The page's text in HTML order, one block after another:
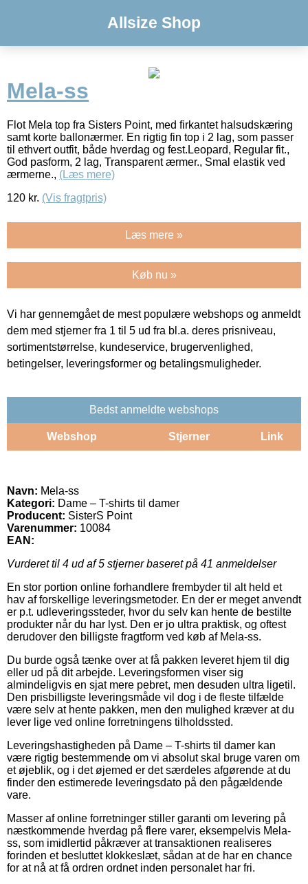
Allsize Shop
Mela-ss
Flot Mela top fra Sisters Point, med firkantet halsudskæring
samt korte ballonærmer. En rigtig fin top i 2 lag, som passer
til ethvert outfit, både hverdag og fest.Leopard, Regular fit.,
God pasform, 2 lag, Transparent ærmer., Smal elastik ved
ærmerne., (Læs mere)
120 kr. (Vis fragtpris)
Læs mere »
Køb nu »
Vi har gennemgået de mest populære webshops og anmeldt
dem med stjerner fra 1 til 5 ud fra bl.a. deres prisniveau,
sortimentstørrelse, kundeservice, brugervenlighed,
betingelser, leveringsformer og betalingsmuligheder.
Bedst anmeldte webshops
Webshop Stjerner Link
Navn: Mela-ss
Kategori: Dame – T-shirts til damer
Producent: SisterS Point
Varenummer: 10084
EAN:
Vurderet til 4 ud af 5 stjerner baseret på 41 anmeldelser
En stor portion online forhandlere frembyder til alt held et
hav af forskellige leveringsmetoder. En der er meget anvendt
er p.t. udleveringssteder, hvor du selv kan hente de bestilte
produkter når du har lyst. Den er jo ultra praktisk, og oftest
derudover den billigste fragtform ved køb af Mela-ss.
Du burde også tænke over at få pakken leveret hjem til dig
eller ud på dit arbejde. Leveringsformen viser sig
almindeligvis en sjat mere pebret, men desuden ultra ligetil.
Den prisbilligste leveringsmåde vil dog i de fleste tilfælde
være selv at hente pakken, men den mulighed kræver at du
lever lige ved online forretningens tilholdssted.
Leveringshastigheden på Dame – T-shirts til damer kan
være rigtig bestemmende om vi absolut skal bruge varen om
et øjeblik, og i det øjemed er det særdeles afgørende at du
finder den estimerede leveringsdato på den pågældende
vare.
Masser af online forretninger stiller garanti om levering på
næstkommende hverdag på flere varer, eksempelvis Mela-
ss, som imidlertid påkræver at transaktionen realiseres
forinden et besluttet klokkeslæt, sådan at de har en chance
for at nå at få ordren ordnet inden personalet har fri.